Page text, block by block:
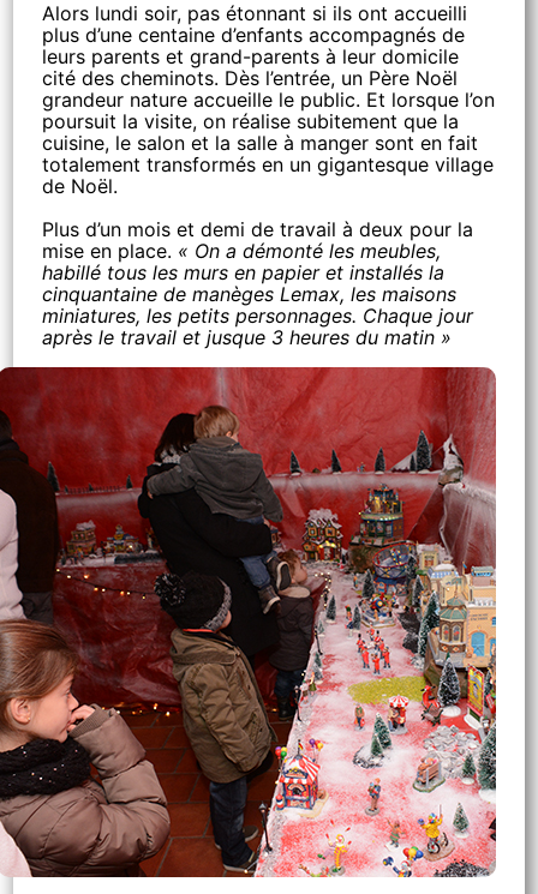
Alors lundi soir, pas étonnant si ils ont accueilli
plus d’une centaine d’enfants accompagnés de
leurs parents et grand-parents à leur domicile
cité des cheminots. Dès l’entrée, un Père Noël
grandeur nature accueille le public. Et lorsque l’on
poursuit la visite, on réalise subitement que la
cuisine, le salon et la salle à manger sont en fait
totalement transformés en un gigantesque village
de Noël.
Plus d’un mois et demi de travail à deux pour la
mise en place. « On a démonté les meubles,
habillé tous les murs en papier et installés la
cinquantaine de manèges Lemax, les maisons
miniatures, les petits personnages. Chaque jour
après le travail et jusque 3 heures du matin »